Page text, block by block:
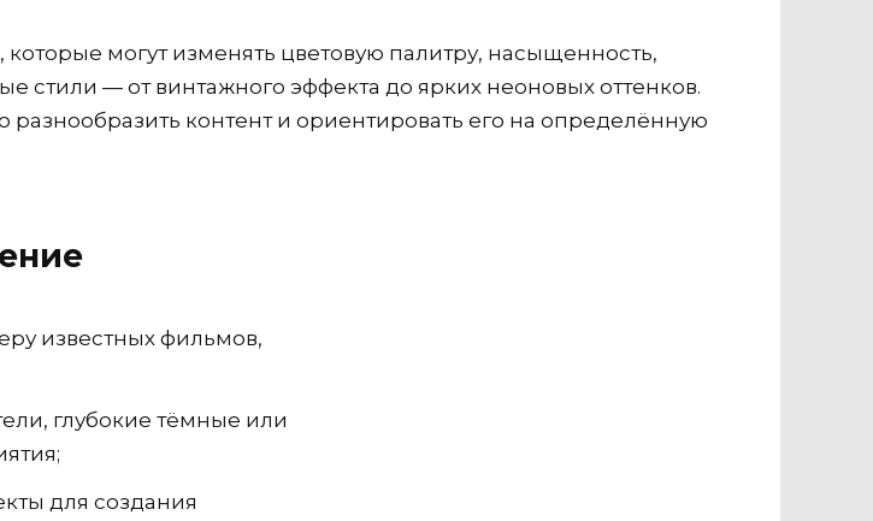
могут изменять цветовую палитру, насыщенность,
стили — от винтажного эффекта до ярких неоновых оттенков.
контент и ориентировать его на определённую
известных фильмов,
глубокие тёмные или
для создания